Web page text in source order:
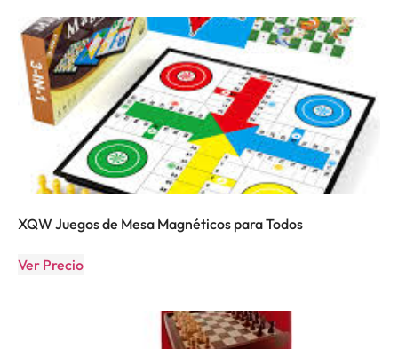
XQW Juegos de Mesa Magnéticos para Todos
Ver Precio